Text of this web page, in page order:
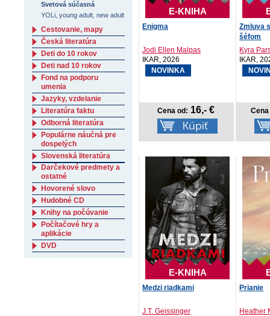
E-KNIHA
Enigma
Jodi Ellen Malpas
IKAR, 2026
NOVINKA
Cena od: 16,- €
Zmluva
šéfom
Kyra
IKAR,
E-KNIHA
Medzi riadkami
J.T. Geissinger
Prianie
Heather
Svetová súčasná
YOLi, young adult, new adult
Cestovanie, mapy
Česká literatúra
Deti do 10 rokov
Deti nad 10 rokov
Fond na podporu
umenia
Jazyky, vzdelanie
Literatúra faktu
Odborná literatúra
Populárne náučná pre
dospelých
Slovenská literatúra
Darčekové predmety a
ostatné
Hovorené slovo
Hudobné CD
Knihy na počúvanie
Počítačové hry a
aplikácie
DVD